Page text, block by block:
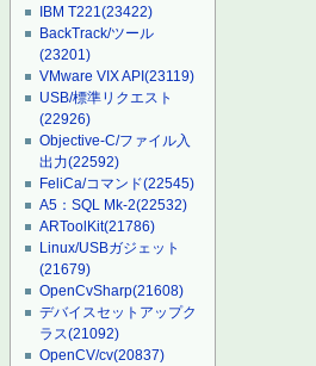
IBM T221(23422)
BackTrack/ツール
(23201)
VMware VIX API(23119)
USB/標準リクエスト
(22926)
Objective-C/ファイル入
出力(22592)
FeliCa/コマンド(22545)
A5：SQL Mk-2(22532)
ARToolKit(21786)
Linux/USBガジェット
(21679)
OpenCvSharp(21608)
デバイスセットアップク
ラス(21092)
OpenCV/cv(20837)